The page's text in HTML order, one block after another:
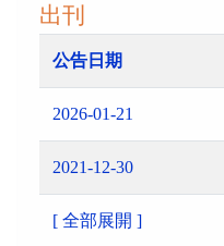
出刊
公告日期
2026-01-21
2021-12-30
[ 全部展開 ]